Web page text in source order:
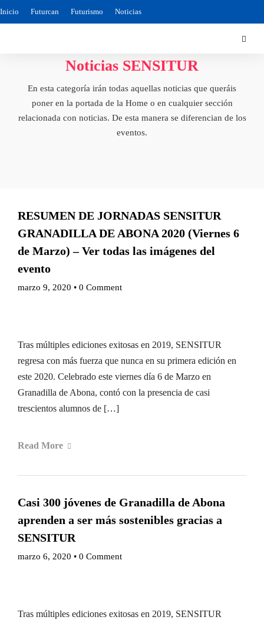
Inicio Futurcan Futurismo Noticias
Noticias SENSITUR
En esta categoría irán todas aquellas noticias que queráis
poner en la portada de la Home o en cualquier sección
relacionada con noticias. De esta manera se diferencian de los
eventos.
RESUMEN DE JORNADAS SENSITUR
GRANADILLA DE ABONA 2020 (Viernes 6
de Marzo) – Ver todas las imágenes del
evento
marzo 9, 2020 • 0 Comment
Tras múltiples ediciones exitosas en 2019, SENSITUR
regresa con más fuerza que nunca en su primera edición en
este 2020. Celebrado este viernes día 6 de Marzo en
Granadilla de Abona, contó con la presencia de casi
trescientos alumnos de […]
Read More
Casi 300 jóvenes de Granadilla de Abona
aprenden a ser más sostenibles gracias a
SENSITUR
marzo 6, 2020 • 0 Comment
Tras múltiples ediciones exitosas en 2019, SENSITUR